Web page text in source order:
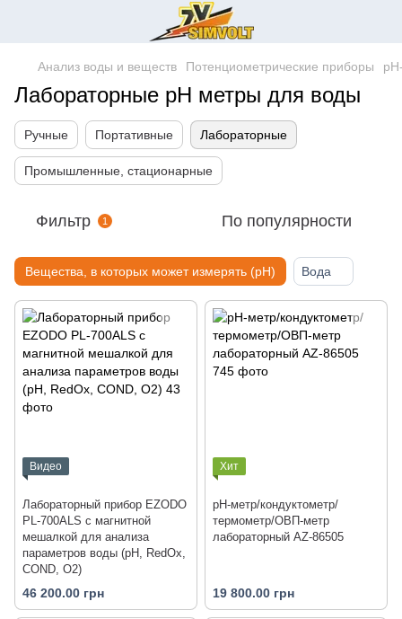
Анализ воды и веществ Потенциометрические приборы
Лабораторные pH метры для воды
Ручные Портативные Лабораторные
Промышленные, стационарные
Фильтр 1 По популярности
Вещества, в которых может измерять (pH) Вода
Видео
Лабораторный прибор EZODO
PL-700ALS с магнитной
мешалкой для анализа
параметров воды (рН, RedOx,
COND, O2)
46 200.00 грн
Хит
pH-метр/кондуктометр/
термометр/ОВП-метр
лабораторный AZ-86505
19 800.00 грн